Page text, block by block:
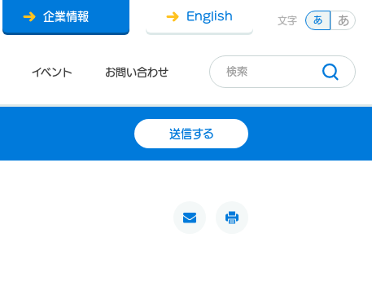
イベント お問い合わせ
企業情報 English 文字 あ あ
送信する